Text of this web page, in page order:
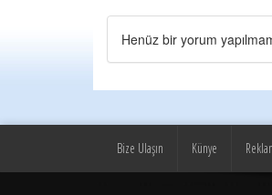
Henüz bir yorum